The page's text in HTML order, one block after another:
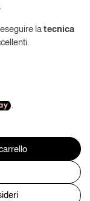
latecnica